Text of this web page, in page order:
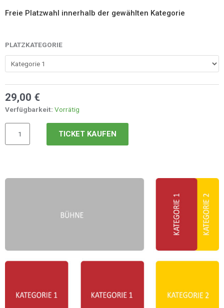
20,00 €
Freie Platzwahl innerhalb der gewählten Kategorie
PLATZKATEGORIE
29,00 €
Verfügbarkeit: Vorrätig
Letters
23.09.2026
TICKET KAUFEN